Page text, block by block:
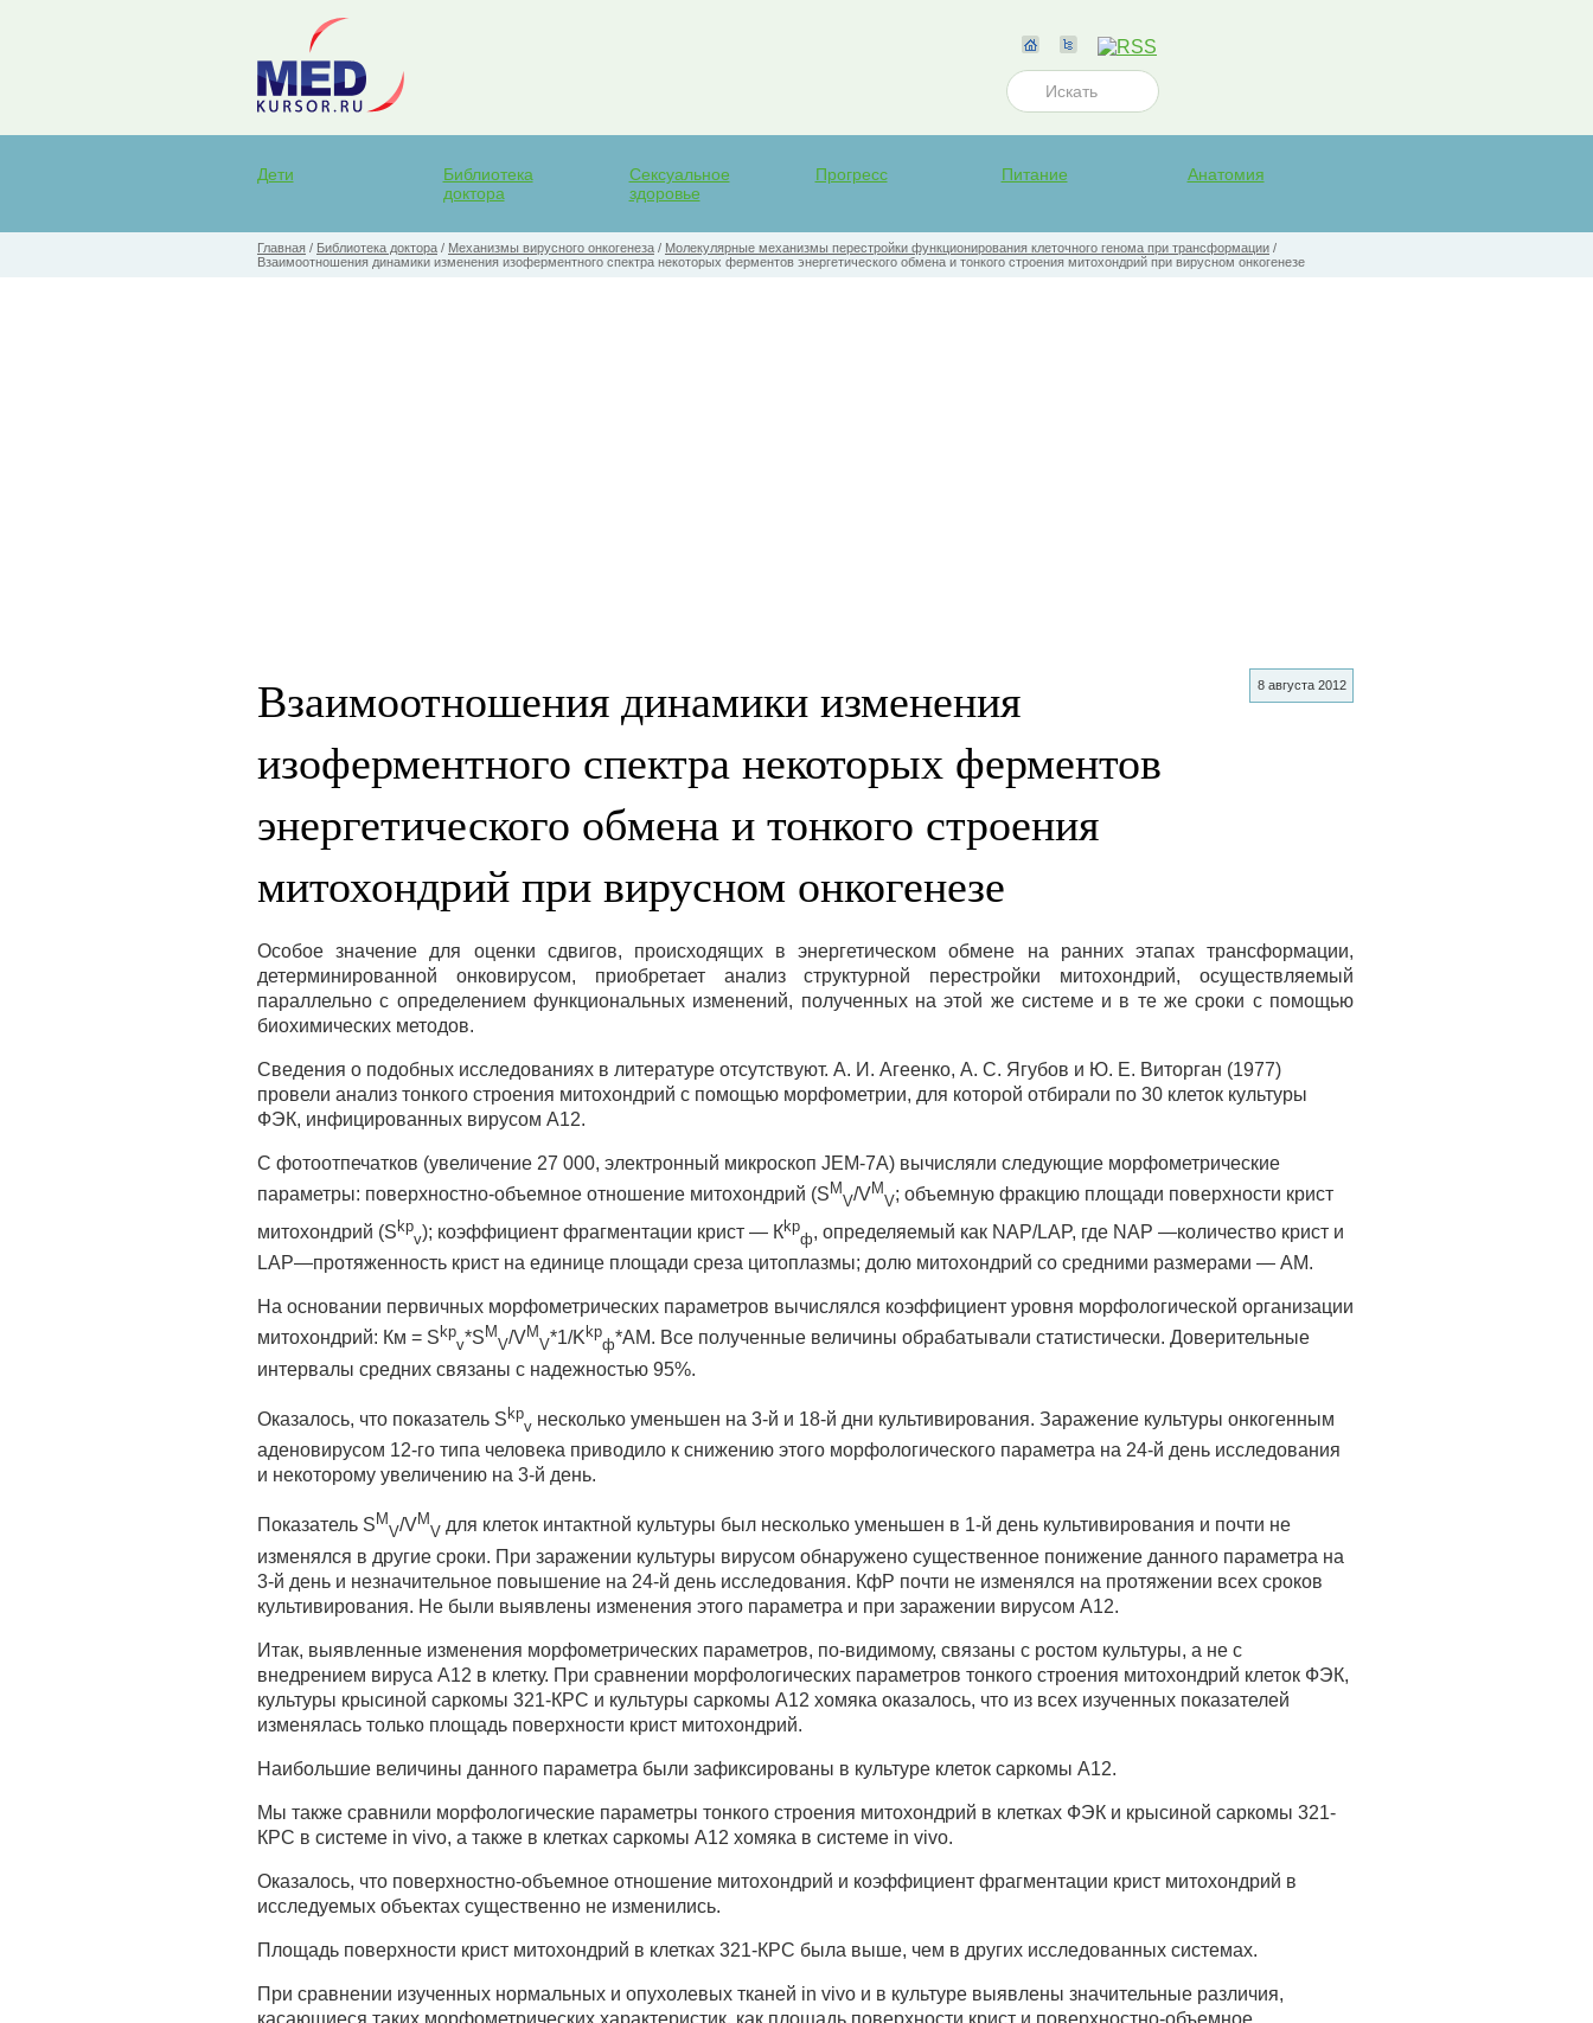
Дети
Библиотека
доктора
Сексуальное
здоровье
Прогресс Питание Анатомия
Главная / Библиотека доктора / Механизмы вирусного онкогенеза / Молекулярные механизмы перестройки функционирования клеточного генома при трансформации /
Взаимоотношения динамики изменения изоферментного спектра некоторых ферментов энергетического обмена и тонкого строения митохондрий при вирусном онкогенезе
8 августа 2012
Взаимоотношения динамики изменения
изоферментного спектра некоторых ферментов
энергетического обмена и тонкого строения
митохондрий при вирусном онкогенезе
Особое значение для оценки сдвигов, происходящих в энергетическом обмене на ранних этапах трансформации,
детерминированной онковирусом, приобретает анализ структурной перестройки митохондрий, осуществляемый
параллельно с определением функциональных изменений, полученных на этой же системе и в те же сроки с помощью
биохимических методов.
Сведения о подобных исследованиях в литературе отсутствуют. А. И. Агеенко, А. С. Ягубов и Ю. Е. Виторган (1977)
провели анализ тонкого строения митохондрий с помощью морфометрии, для которой отбирали по 30 клеток культуры
ФЭК, инфицированных вирусом А12.
С фотоотпечатков (увеличение 27 000, электронный микроскоп JEM-7A) вычисляли следующие морфометрические
параметры: поверхностно-объемное отношение митохондрий (S M
V/VM
V; объемную фракцию площади поверхности крист
митохондрий (Skp
v); коэффициент фрагментации крист — Кkp
ф, определяемый как NAP/LAP, где NAP —количество крист и
LAP—протяженность крист на единице площади среза цитоплазмы; долю митохондрий со средними размерами — AM.
На основании первичных морфометрических параметров вычислялся коэффициент уровня морфологической организации
митохондрий: Км = S kp
v*S M
V/VM
V*1/K kp
ф*АМ. Все полученные величины обрабатывали статистически. Доверительные
интервалы средних связаны с надежностью 95%.
Оказалось, что показатель Skp
v несколько уменьшен на 3-й и 18-й дни культивирования. Заражение культуры онкогенным
аденовирусом 12-го типа человека приводило к снижению этого морфологического параметра на 24-й день исследования
и некоторому увеличению на 3-й день.
Показатель S M
V/VM
V для клеток интактной культуры был несколько уменьшен в 1-й день культивирования и почти не
изменялся в другие сроки. При заражении культуры вирусом обнаружено существенное понижение данного параметра на
3-й день и незначительное повышение на 24-й день исследования. КфР почти не изменялся на протяжении всех сроков
культивирования. Не были выявлены изменения этого параметра и при заражении вирусом А12.
Итак, выявленные изменения морфометрических параметров, по-видимому, связаны с ростом культуры, а не с
внедрением вируса А12 в клетку. При сравнении морфологических параметров тонкого строения митохондрий клеток ФЭК,
культуры крысиной саркомы 321-КРС и культуры саркомы А12 хомяка оказалось, что из всех изученных показателей
изменялась только площадь поверхности крист митохондрий.
Наибольшие величины данного параметра были зафиксированы в культуре клеток саркомы А12.
Мы также сравнили морфологические параметры тонкого строения митохондрий в клетках ФЭК и крысиной саркомы 321-
КРС в системе in vivo, а также в клетках саркомы А12 хомяка в системе in vivo.
Оказалось, что поверхностно-объемное отношение митохондрий и коэффициент фрагментации крист митохондрий в
исследуемых объектах существенно не изменились.
Площадь поверхности крист митохондрий в клетках 321-КРС была выше, чем в других исследованных системах.
При сравнении изученных нормальных и опухолевых тканей in vivo и в культуре выявлены значительные различия,
касающиеся таких морфометрических характеристик, как площадь поверхности крист и поверхностно-объемное